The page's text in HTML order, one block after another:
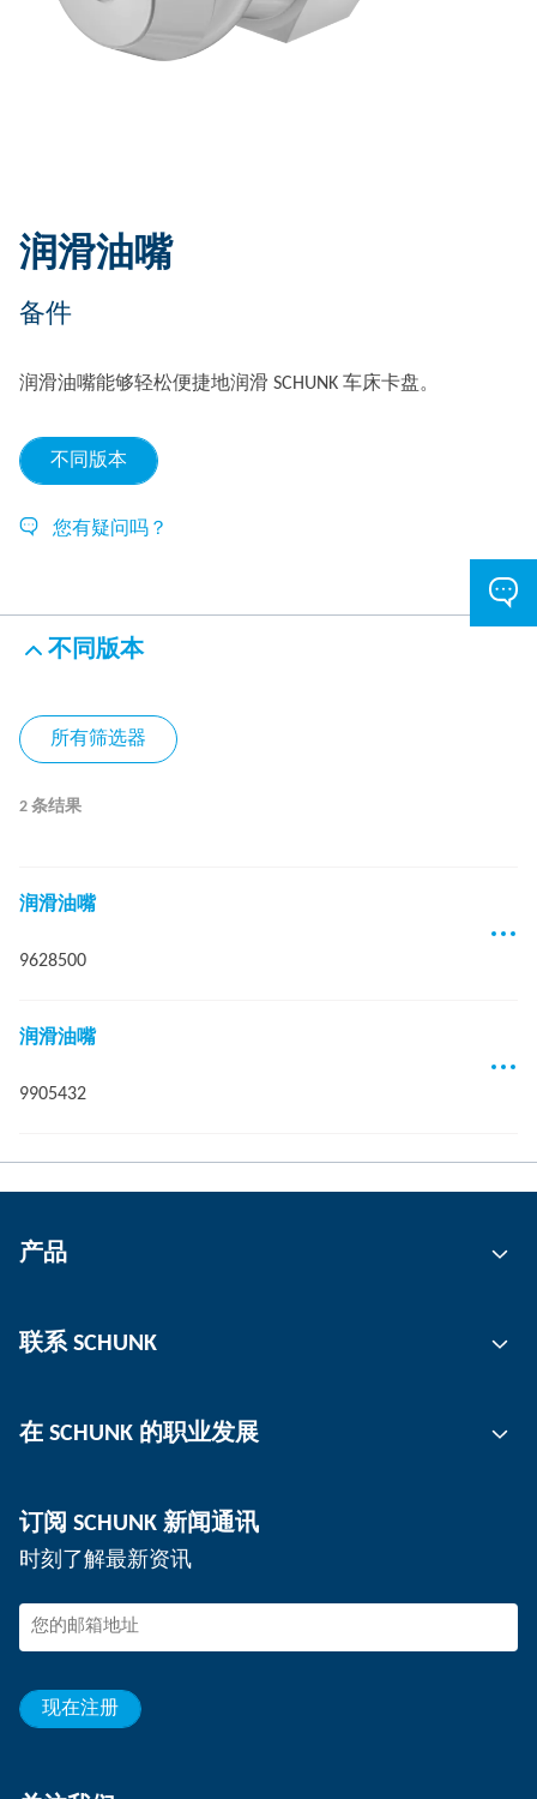
润滑油嘴
备件
润滑油嘴能够轻松便捷地润滑 SCHUNK 车床卡盘。
不同版本
您有疑问吗？
不同版本
所有筛选器
2 条结果
润滑油嘴
9628500
润滑油嘴
9905432
产品
抓取技术
工件夹持
联系 SCHUNK
工作地点
活动
SCHUNK – 检举系统
在 SCHUNK 的职业发展
在 SCHUNK 工作
年轻的专业人员
见习生
订阅 SCHUNK 新闻通讯
时刻了解最新资讯
现在注册